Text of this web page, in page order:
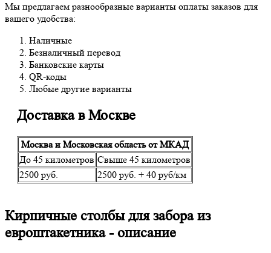
Мы предлагаем разнообразные варианты оплаты заказов для
вашего удобства:
Наличные
Безналичный перевод
Банковские карты
QR-коды
Любые другие варианты
Доставка в Москве
Москва и Московская область от МКАД
До 45 километров Свыше 45 километров
2500 руб.
2500 руб. + 40 руб/км
Кирпичные столбы для забора из
евроштакетника - описание